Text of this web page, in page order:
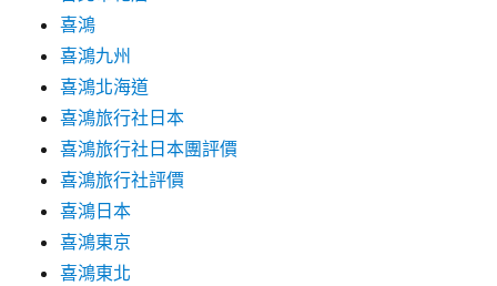
喜鴻
喜鴻九州
喜鴻北海道
喜鴻旅行社日本
喜鴻旅行社日本團評價
喜鴻旅行社評價
喜鴻日本
喜鴻東京
喜鴻東北